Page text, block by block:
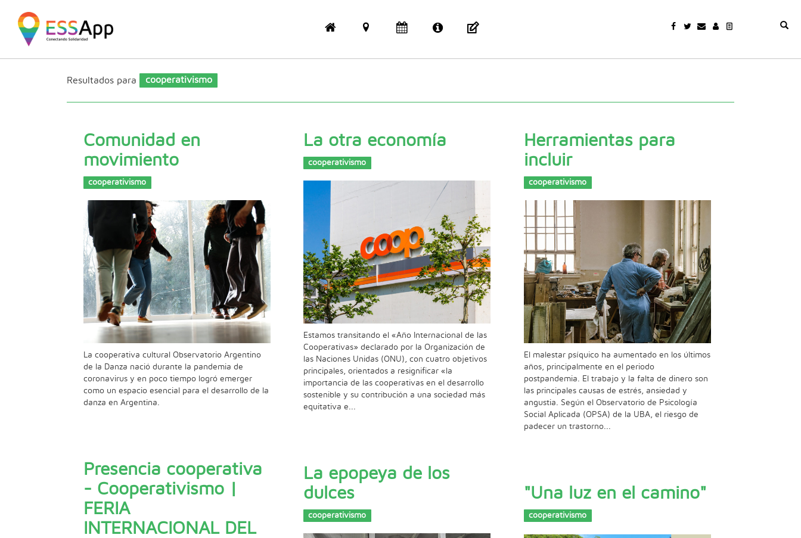
Resultados para cooperativismo
Comunidad en
movimiento
cooperativismo
La cooperativa cultural Observatorio Argentino
de la Danza nació durante la pandemia de
coronavirus y en poco tiempo logró emerger
como un espacio esencial para el desarrollo de la
danza en Argentina.
La otra economía
cooperativismo
Estamos transitando el «Año Internacional de las
Cooperativas» declarado por la Organización de
las Naciones Unidas (ONU), con cuatro objetivos
principales, orientados a resignificar «la
importancia de las cooperativas en el desarrollo
sostenible y su contribución a una sociedad más
equitativa e...
Herramientas para
incluir
cooperativismo
El malestar psíquico ha aumentado en los últimos
años, principalmente en el periodo
postpandemia. El trabajo y la falta de dinero son
las principales causas de estrés, ansiedad y
angustia. Según el Observatorio de Psicología
Social Aplicada (OPSA) de la UBA, el riesgo de
padecer un trastorno...
Presencia cooperativa
- Cooperativismo |
FERIA
INTERNACIONAL DEL
La epopeya de los
dulces
cooperativismo
"Una luz en el camino"
cooperativismo